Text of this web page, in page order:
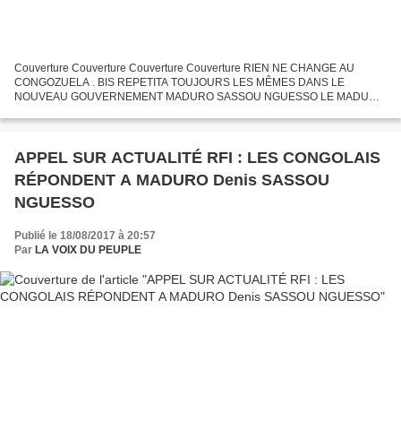
Couverture Couverture Couverture Couverture RIEN NE CHANGE AU
CONGOZUELA . BIS REPETITA TOUJOURS LES MÊMES DANS LE
NOUVEAU GOUVERNEMENT MADURO SASSOU NGUESSO LE MADURO
Congo-Brazzaville dans la...
APPEL SUR ACTUALITÉ RFI : LES CONGOLAIS
RÉPONDENT A MADURO Denis SASSOU
NGUESSO
Publié le 18/08/2017 à 20:57
Par LA VOIX DU PEUPLE